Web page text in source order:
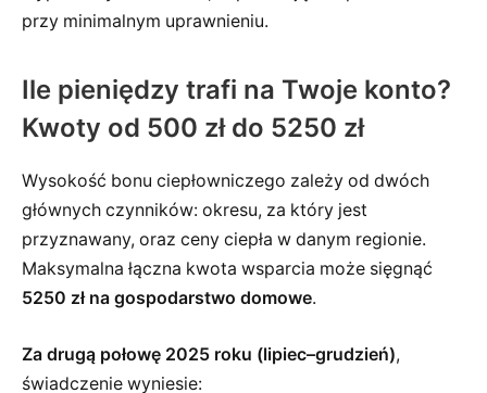
przy minimalnym uprawnieniu.
Ile pieniędzy trafi na Twoje konto?
Kwoty od 500 zł do 5250 zł
Wysokość bonu ciepłowniczego zależy od dwóch
głównych czynników: okresu, za który jest
przyznawany, oraz ceny ciepła w danym regionie.
Maksymalna łączna kwota wsparcia może sięgnąć
5250 zł na gospodarstwo domowe.
Za drugą połowę 2025 roku (lipiec–grudzień),
świadczenie wyniesie: